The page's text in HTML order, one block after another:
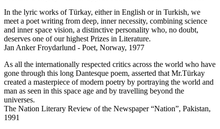
In the lyric works of Türkay, either in English or in Turkish, we
meet a poet writing from deep, inner necessity, combining science
and inner space vision, a distinctive personality who, no doubt,
deserves one of our highest Prizes in Literature.
Jan Anker Froydarlund - Poet, Norway, 1977
As all the internationally respected critics across the world who have
gone through this long Dantesque poem, asserted that Mr.Türkay
created a masterpiece of modern poetry by portraying the world and
man as seen in this space age and by travelling beyond the
universes.
The Nation Literary Review of the Newspaper “Nation”, Pakistan,
1991